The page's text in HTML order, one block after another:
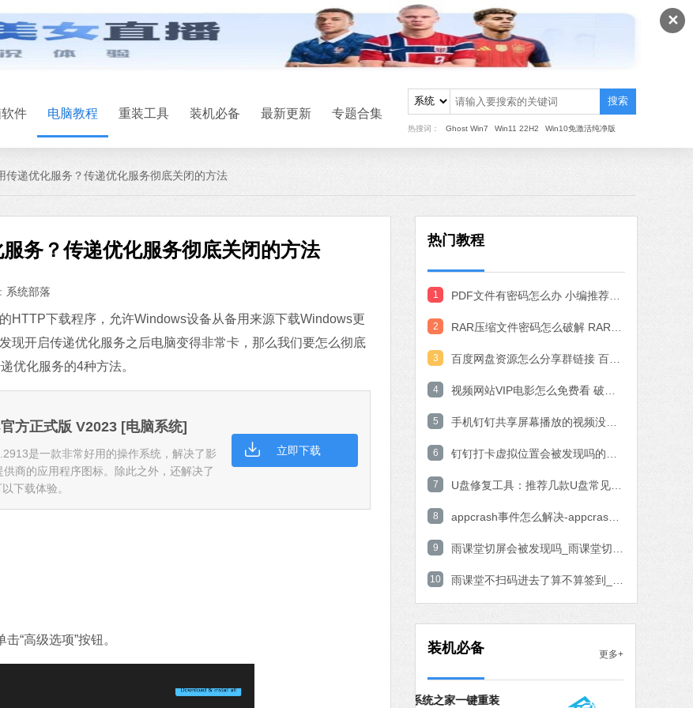
✕
件 电脑教程 重装工具 装机必备 最新更新 专题合集
搜索
热搜词： Ghost Win7 Win11 22H2 Win10免激活纯净版
传递优化服务？传递优化服务彻底关闭的方法
务？传递优化服务彻底关闭的方法
系统部落
下载程序，允许Windows设备从备用来源下载Windows更
现开启传递优化服务之后电脑变得非常卡，那么我们要怎么彻底
优化服务的4种方法。
方正式版 V2023 [电脑系统]
是一款非常好用的操作系统，解决了影
商的应用程序图标。除此之外，还解决了
下载体验。
立即下载
“高级选项”按钮。
热门教程
1
2
3
4
5
6
7
8
9
10
装机必备 更多+
软件大小：22.24 MB
软件语言：简体中文
微信
软件语言：简体中文
下载
搜狗输入法
软件大小：5.15 MB
软件语言：简体中文
软件大小：19.78 MB
软件语言：简体中文
石大师一键重装系统
软件语言：简体中文
腾讯视频
软件语言：简体中文
下载
系统之家一键重装